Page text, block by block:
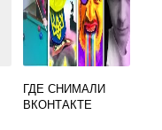
ГДЕ СНИМАЛИ
ВКОНТАКТЕ